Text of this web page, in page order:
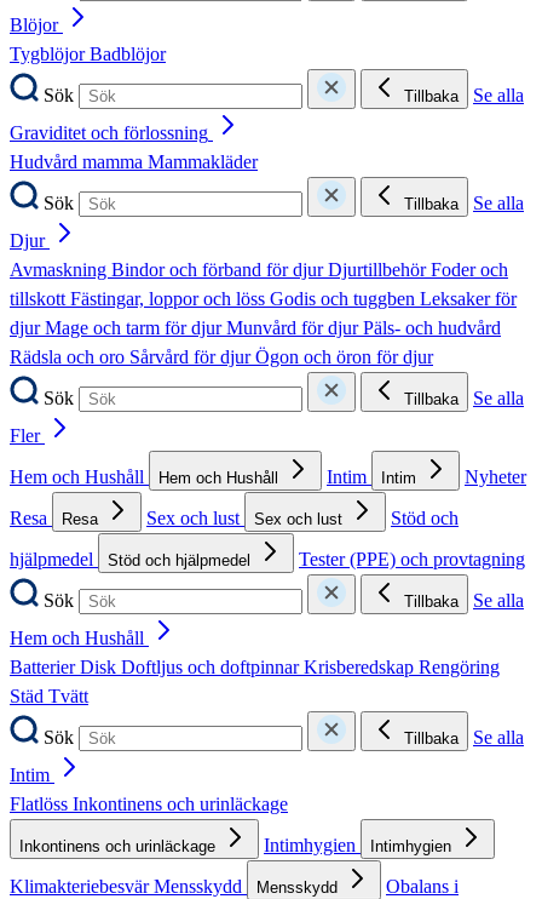
Blöjor
TygblöjorBadblöjor
Sök
Tillbaka
Se alla
Graviditet och förlossning
Hudvård mamma Mammakläder
Sök
Tillbaka
Se alla
Djur
Avmaskning Bindor och förband för djurDjurtillbehörFoder och
tillskottFästingar, loppor och löss Godis och tuggben Leksaker för
djurMage och tarm för djurMunvård för djurPäls- och hudvård
Rädsla och oro Sårvård för djurÖgon och öron för djur
Sök
Tillbaka
Se alla
Fler
Hem och Hushåll
Hem och Hushåll Intim Intim
Nyheter
Resa
Resa Sex och lust Sex och lust
Stöd och
hjälpmedel
Stöd och hjälpmedel
Tester (PPE) och provtagning
Sök
Tillbaka
Se alla
Hem och Hushåll
BatterierDisk Doftljus och doftpinnarKrisberedskap Rengöring
Städ Tvätt
Sök
Tillbaka
Se alla
Intim
Flatlöss Inkontinens och urinläckage
Inkontinens och urinläckage Intimhygien Intimhygien
KlimakteriebesvärMensskydd Mensskydd
Obalans i